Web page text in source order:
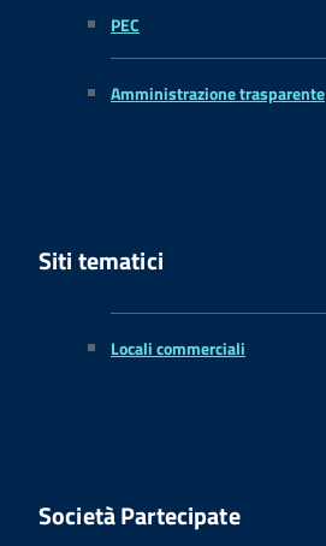
PEC
Amministrazione trasparente
Siti tematici
Locali commerciali
Società Partecipate